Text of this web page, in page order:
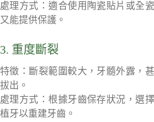
處理方式：適合使用陶瓷貼片或全
又能提供保護。
3. 重度斷裂
特徵：斷裂範圍較大，牙髓外露，
拔出。
處理方式：根據牙齒保存狀況，選
植牙以重建牙齒。